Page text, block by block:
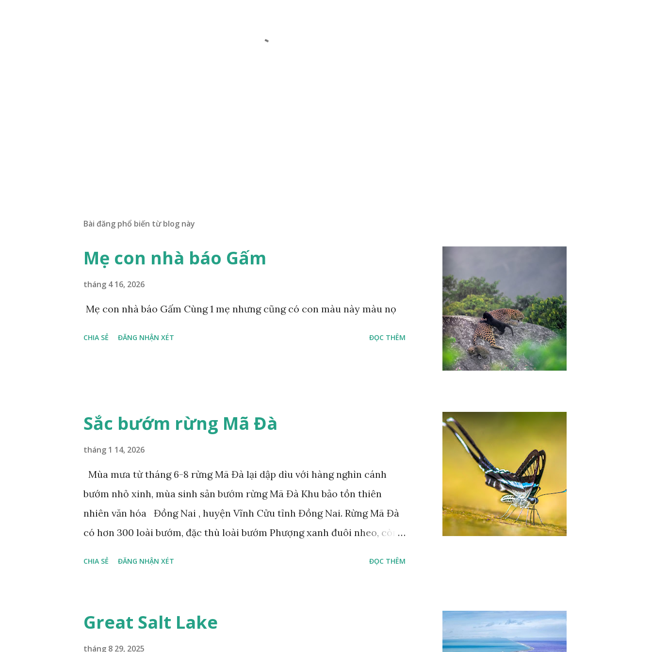
Bài đăng phổ biến từ blog này
Mẹ con nhà báo Gấm
tháng 4 16, 2026
Mẹ con nhà báo Gấm Cùng 1 mẹ nhưng cũng có con màu này màu nọ
CHIA SẺ ĐĂNG NHẬN XÉT ĐỌC THÊM
Sắc bướm rừng Mã Đà
tháng 1 14, 2026
Mùa mưa từ tháng 6-8 rừng Mã Đà lại dập dìu với hàng nghìn cánh
bướm nhỏ xinh, mùa sinh sản bướm rừng Mã Đà Khu bảo tồn thiên
nhiên văn hóa Đồng Nai , huyện Vĩnh Cửu tỉnh Đồng Nai. Rừng Mã Đà
có hơn 300 loài bướm, đặc thù loài bướm Phượng xanh đuôi nheo, còn
CHIA SẺ ĐĂNG NHẬN XÉT ĐỌC THÊM
Great Salt Lake
tháng 8 29, 2025